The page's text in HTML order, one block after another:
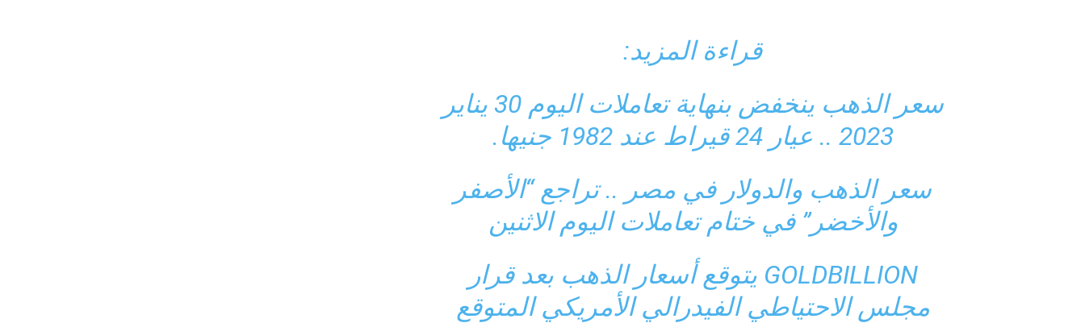
قراءة المزيد:
سعر الذهب ينخفض ​​بنهاية تعاملات اليوم 30 يناير
2023 .. عيار 24 قيراط عند 1982 جنيها.
سعر الذهب والدولار في مصر .. تراجع “الأصفر
والأخضر” في ختام تعاملات اليوم الاثنين
GOLDBILLION يتوقع أسعار الذهب بعد قرار
مجلس الاحتياطي الفيدرالي الأمريكي المتوقع